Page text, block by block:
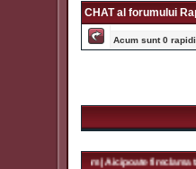
CHAT al forumului
Acum sunt 0
| Aici poate fi reclama ta!